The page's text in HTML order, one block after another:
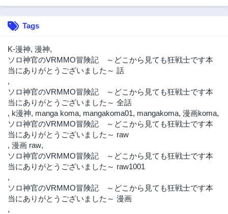
Tags
K-漫神, 漫神,
ソロ神官のVRMMO冒険記 ～どこから見ても狂戦士です本
当にありがとうございました～ 話
,
ソロ神官のVRMMO冒険記 ～どこから見ても狂戦士です本
当にありがとうございました～ 全話
, k漫神, manga koma, mangakoma01, mangakoma, 漫画koma,
ソロ神官のVRMMO冒険記 ～どこから見ても狂戦士です本
当にありがとうございました～ raw
, 漫画 raw,
ソロ神官のVRMMO冒険記 ～どこから見ても狂戦士です本
当にありがとうございました～ raw1001
,
ソロ神官のVRMMO冒険記 ～どこから見ても狂戦士です本
当にありがとうございました～ 漫画
,